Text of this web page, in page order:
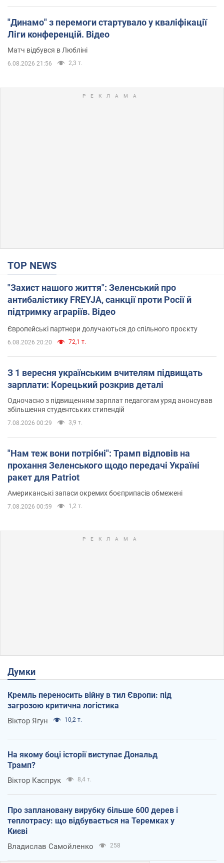
"Динамо" з перемоги стартувало у кваліфікації
Ліги конференцій. Відео
Матч відбувся в Любліні
6.08.2026 21:56 2,3 т.
TOP NEWS
"Захист нашого життя": Зеленський про
антибалістику FREYJA, санкції проти Росії й
підтримку аграріїв. Відео
Європейські партнери долучаються до спільного проєкту
6.08.2026 20:20 72,1 т.
З 1 вересня українським вчителям підвищать
зарплати: Корецький розкрив деталі
Одночасно з підвищенням зарплат педагогам уряд анонсував
збільшення студентських стипендій
7.08.2026 00:29 3,9 т.
"Нам теж вони потрібні": Трамп відповів на
прохання Зеленського щодо передачі Україні
ракет для Patriot
Американські запаси окремих боєприпасів обмежені
7.08.2026 00:59 1,2 т.
Думки
Кремль переносить війну в тил Європи: під
загрозою критична логістика
Віктор Ягун 10,2 т.
На якому боці історії виступає Дональд
Трамп?
Віктор Каспрук 8,4 т.
Про заплановану вирубку більше 600 дерев і
теплотрасу: що відбувається на Теремках у
Києві
Владислав Самойленко 258